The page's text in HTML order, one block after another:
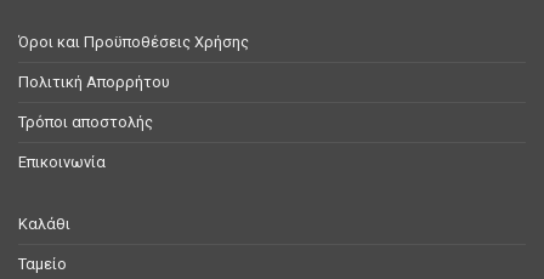
Όροι και Προϋποθέσεις Χρήσης
Πολιτική Απορρήτου
Τρόποι αποστολής
Επικοινωνία
Καλάθι
Ταμείο